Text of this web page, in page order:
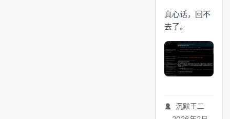
真心话，回不
去了。
沉默王二